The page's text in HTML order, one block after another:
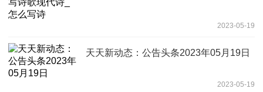
2023-05-19
天天新动态：公告头条2023年05月19日
2023-05-19